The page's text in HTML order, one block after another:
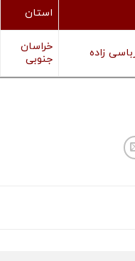
استان
زاده
خراسان
جنوبی